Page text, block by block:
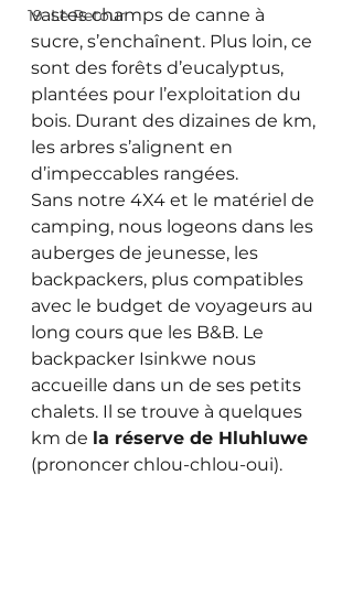
19. Le Retour
vastes champs de canne à
sucre, s’enchaînent. Plus loin, ce
sont des forêts d’eucalyptus,
plantées pour l’exploitation du
bois. Durant des dizaines de km,
les arbres s’alignent en
d’impeccables rangées.
Sans notre 4X4 et le matériel de
camping, nous logeons dans les
auberges de jeunesse, les
backpackers, plus compatibles
avec le budget de voyageurs au
long cours que les B&B. Le
backpacker Isinkwe nous
accueille dans un de ses petits
chalets. Il se trouve à quelques
km de la réserve de Hluhluwe
(prononcer chlou-chlou-oui).